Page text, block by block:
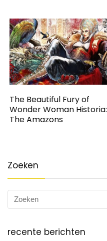
The Beautiful Fury of
Wonder Woman Historia:
The Amazons
Zoeken
recente berichten